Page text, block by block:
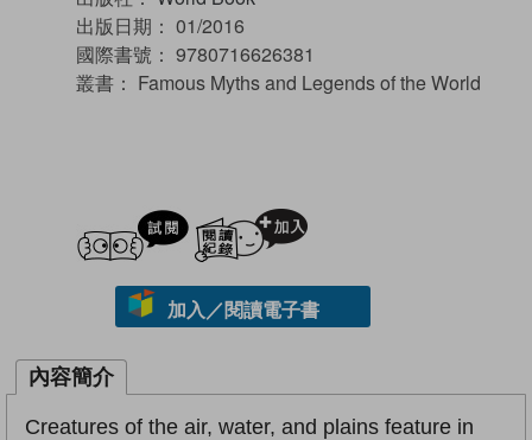
出版日期： 01/2016
國際書號： 9780716626381
叢書： Famous Myths and Legends of the World
試閲
加入／閱讀電子書
內容簡介
Creatures of the air, water, and plains feature in